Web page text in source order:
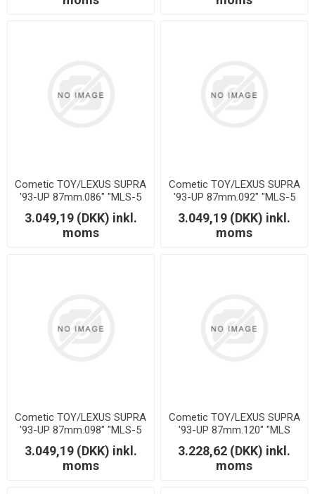
Cometic TOY/LEXUS SUPRA
'93-UP 87mm.086" "MLS-5
2JZ MOTOR"
3.049,19 (DKK) inkl.
moms
Cometic TOY/LEXUS SUPRA
'93-UP 87mm.092" "MLS-5
2JZ MOTOR"
3.049,19 (DKK) inkl.
moms
Cometic TOY/LEXUS SUPRA
'93-UP 87mm.098" "MLS-5
2JZ MOTOR"
3.049,19 (DKK) inkl.
moms
Cometic TOY/LEXUS SUPRA
'93-UP 87mm.120" "MLS
2JZ MOTOR"
3.228,62 (DKK) inkl.
moms